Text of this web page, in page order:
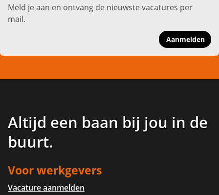
Meld je aan en ontvang de nieuwste vacatures per
mail.
Aanmelden
Altijd een baan bij jou in de
buurt.
Voor werkgevers
Vacature aanmelden